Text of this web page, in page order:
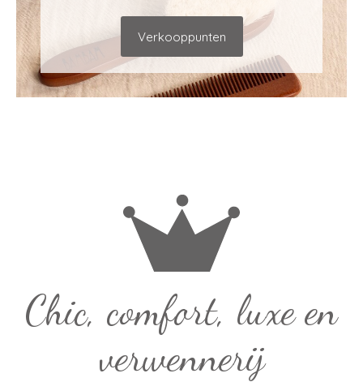
Verkooppunten
Chic, comfort, luxe en
verwennerij